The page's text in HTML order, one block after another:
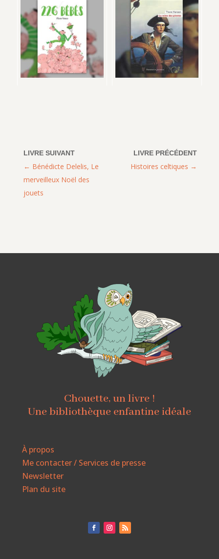
Histoires celtiques
Bénédicte Delelis, Le
merveilleux Noël des
jouets
Chouette, un livre !
Une bibliothèque enfantine idéale
À propos
Me contacter / Services de presse
Newsletter
Plan du site